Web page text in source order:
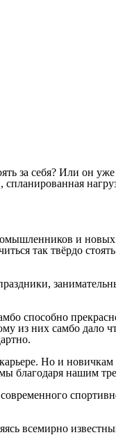
за себя? Или он
и
так твёрдо стоять
способно
из них самбо дало
Но и
благодаря нашим
всемирно